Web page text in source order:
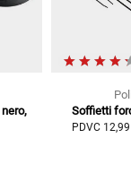
nero,
Soffietti
PDVC